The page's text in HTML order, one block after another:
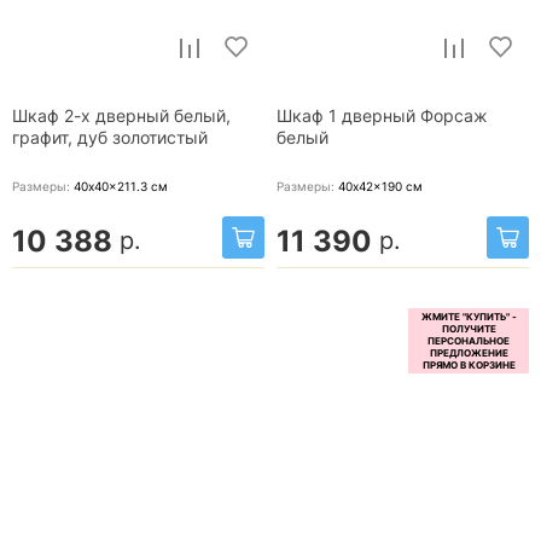
Шкаф 2-х дверный белый,
графит, дуб золотистый
Размеры: 40x40x211.3 см
10 388 р.
Шкаф 1 дверный Форсаж
белый
Размеры: 40x42x190 см
11 390 р.